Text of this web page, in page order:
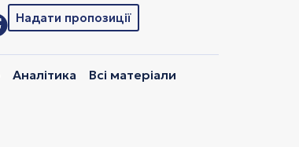
Надати пропозиції
Аналітика Всі матеріали